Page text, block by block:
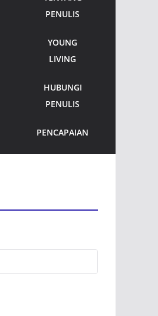
PENULIS
YOUNG
LIVING
HUBUNGI
PENULIS
PENCAPAIAN